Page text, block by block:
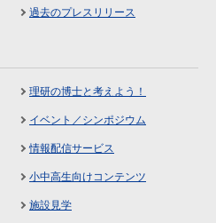
過去のプレスリリース
理研の博士と考えよう！
イベント／シンポジウム
情報配信サービス
小中高生向けコンテンツ
施設見学